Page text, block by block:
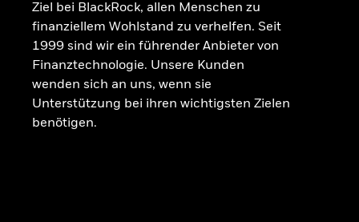
Ziel bei BlackRock, allen Menschen zu
finanziellem Wohlstand zu verhelfen. Seit
1999 sind wir ein führender Anbieter von
Finanztechnologie. Unsere Kunden
wenden sich an uns, wenn sie
Unterstützung bei ihren wichtigsten Zielen
benötigen.